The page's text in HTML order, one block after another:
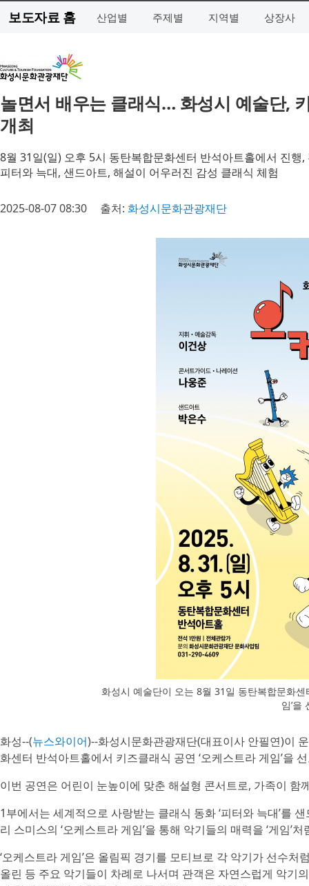
보도자료 홈 산업별 주제별 지역별 상장사
놀면서 배우는 클래식… 화성시 예술단,
개최
8월 31일(일) 오후 5시 동탄복합문화센터 반석아트홀에서 진행,
피터와 늑대, 샌드아트, 해설이 어우러진 감성 클래식 체험
2025-08-07 08:30 출처: 화성시문화관광재단
화성시 예술단이 오는 8월 31일 동탄복합문화
임’을
화성--(뉴스와이어)--화성시문화관광재단(대표이사 안필연)이
화센터 반석아트홀에서 키즈클래식 공연 ‘오케스트라 게임’을
이번 공연은 어린이 눈높이에 맞춘 해설형 콘서트로, 가족이 함
1부에서는 세계적으로 사랑받는 클래식 동화 ‘피터와 늑대’를
리 스미스의 ‘오케스트라 게임’을 통해 악기들의 매력을 ‘게임’
‘오케스트라 게임’은 올림픽 경기를 모티브로 각 악기가 선수
올린 등 주요 악기들이 차례로 나서며 관객은 자연스럽게 악기